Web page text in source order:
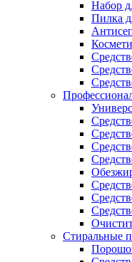
Набор
Пилка
Стиральные